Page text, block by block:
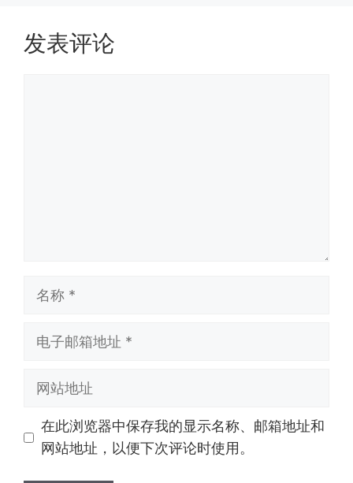
发表评论
址
址
在此浏览器中保存我的显示名称、邮箱地址和
网站地址，以便下次评论时使用。